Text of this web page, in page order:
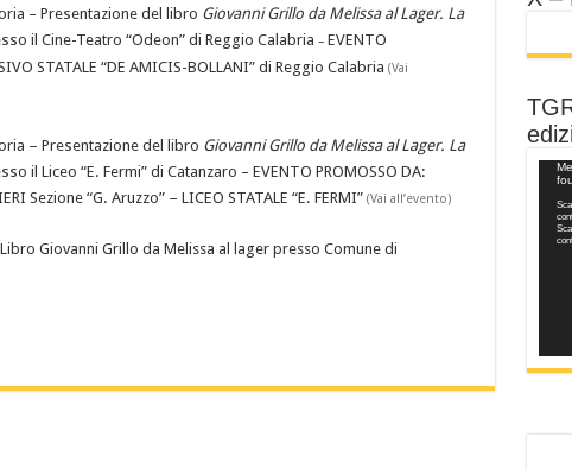
– Presentazione del libro Giovanni Grillo da Melissa al Lager. La
il Cine-Teatro “Odeon” di Reggio Calabria – EVENTO
STATALE “DE AMICIS-BOLLANI” di Reggio Calabria (Vai
– Presentazione del libro Giovanni Grillo da Melissa al Lager. La
il Liceo “E. Fermi” di Catanzaro – EVENTO PROMOSSO DA:
Sezione “G. Aruzzo” – LICEO STATALE “E. FERMI” (Vai all’evento)
Giovanni Grillo da Melissa al lager presso Comune di